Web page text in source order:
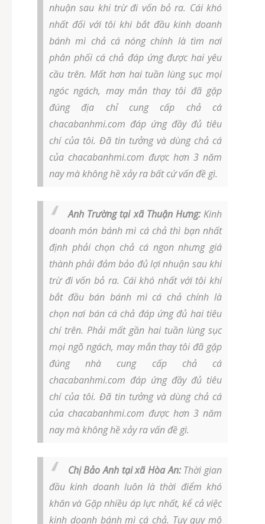
nhuận sau khi trừ đi vốn bỏ ra. Cái khó
nhất đối với tôi khi bắt đầu kinh doanh
bánh mì chả cá nóng chính là tìm nơi
phân phối cá chả đáp ứng được hai yêu
cầu trên. Mất hơn hai tuần lùng sục mọi
ngóc ngách, may mắn thay tôi đã gặp
đúng địa chỉ cung cấp chả cá
chacabanhmi.com đáp ứng đầy đủ tiêu
chí của tôi. Đã tin tưởng và dùng chả cá
của chacabanhmi.com được hơn 3 năm
nay mà không hề xảy ra bất cứ vấn đề gì.
Anh Trường tại xã Thuận Hưng:Kinh
doanh món bánh mì cá chả thì bạn nhất
định phải chọn chả cá ngon nhưng giá
thành phải đảm bảo đủ lợi nhuận sau khi
trừ đi vốn bỏ ra. Cái khó nhất với tôi khi
bắt đầu bán bánh mì cá chả chính là
chọn nơi bán cá chả đáp ứng đủ hai tiêu
chí trên. Phải mất gần hai tuần lùng sục
mọi ngõ ngách, may mắn thay tôi đã gặp
đúng nhà cung cấp chả cá
chacabanhmi.com đáp ứng đầy đủ tiêu
chí của tôi. Đã tin tưởng và dùng chả cá
của chacabanhmi.com được hơn 3 năm
nay mà không hề xảy ra vấn đề gì.
Chị Bảo Anh tại xã Hòa An:Thời gian
đầu kinh doanh luôn là thời điểm khó
khăn và Gặp nhiều áp lực nhất, kể cả việc
kinh doanh bánh mì cá chả. Tuy quy mô